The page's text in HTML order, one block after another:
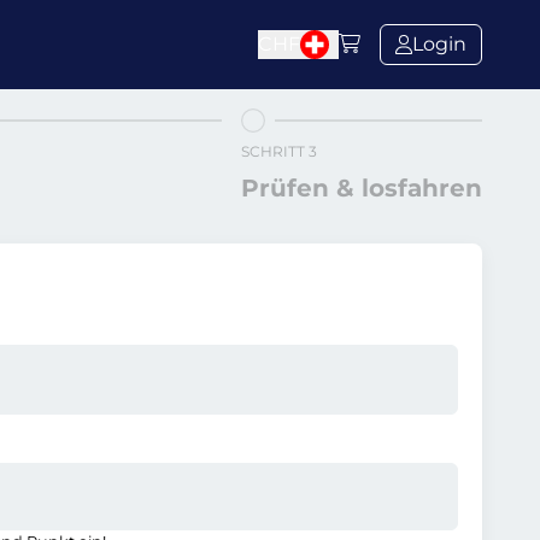
Login
SCHRITT 3
Prüfen & losfahren